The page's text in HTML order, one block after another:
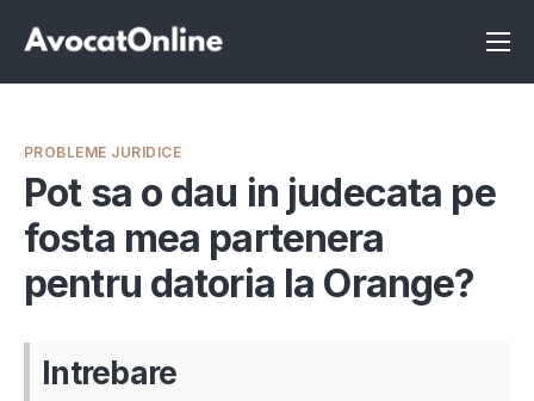
Înscrie-te ca avocat
Servicii
Despre noi
Programeaza consultanta
PROBLEME JURIDICE
Pot sa o dau in judecata pe
fosta mea partenera
pentru datoria la Orange?
Intrebare